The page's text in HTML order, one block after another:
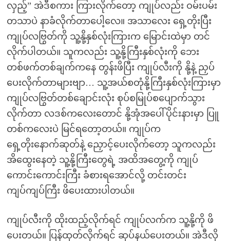
လှည့်” အဲဒီစကား ကြားလိုက်တော့ ကျုပ်လည်း ဝမ်းပမ်း
တသာပဲ နာခံလိုက်တာပေါ့လေ။ အသာလေး ရှေ့တိုးပြီး
ကျုပ်လဗြွတ်ကို သူ့နို့နှစ်လုံးကြားက မြောင်းထဲမှာ တင်
လိုက်ပါတယ်။ သူကလည်း သူ့နို့ကြီးနှစ်လုံးကို ဘေး
တစ်ဖက်တစ်ချက်ကနေ တွန်းဖိပြီး ကျုပ်လီးကို နို့နဲ့ ညှပ်
ပေးလိုက်တာများဗျာ… သူ့အယ်စတုံနို့ကြီးနှစ်လုံးကြားမှာ
ကျုပ်လဗြွတ်တစ်ချောင်းလုံး စုပ်စမြုပ်စပျောက်သွား
လိုက်တာ လဒစ်ကလေးတောင် နို့အုံအပေါ်ပိုင်းနားမှာ ပြူ
တစ်ကလေးပဲ မြင်ရတော့တယ်။ ကျုပ်က
ရှေ့တိုးနောက်ဆုတ်နဲ့ ညှောင့်ပေးလိုက်တော့ သူကလည်း
အိထွေးနေတဲ့ သူ့နို့ကြီးတွေရဲ့ အထိအတွေ့ကို ကျုပ်
ကောင်းကောင်းကြီး ခံစားရအောင်လို့ တင်းတင်း
ကျပ်ကျပ်ကြီး ဖိပေးထားပါတယ်။
ကျုပ်လီးကို ထိုးထည့်လိုက်ရင် ကျုပ်လက်က သူ့နို့ကို ဖိ
ပေးတယ်။ ပြန်ထုတ်လိုက်ရင် ဆုပ်နယ်ပေးတယ်။ အဲဒီလို